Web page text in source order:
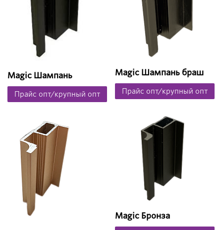
Magic Шампань
Прайс опт/крупный опт
Magic Шампань браш
Прайс опт/крупный опт
Magic Бронза